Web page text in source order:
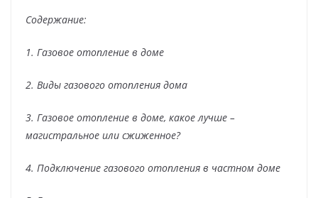
Содержание:
1. Газовое отопление в доме
2. Виды газового отопления дома
3. Газовое отопление в доме, какое лучше –
магистральное или сжиженное?
4. Подключение газового отопления в частном доме